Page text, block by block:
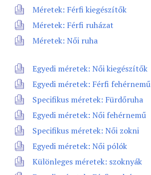
Méretek: Férfi kiegészítők
Méretek: Férfi ruházat
Méretek: Női ruha
Egyedi méretek: Női kiegészítők
Egyedi méretek: Férfi fehérnemű
Specifikus méretek: Fürdőruha
Egyedi méretek: Női fehérnemű
Specifikus méretek: Női zokni
Egyedi méretek: Női pólók
Különleges méretek: szoknyák